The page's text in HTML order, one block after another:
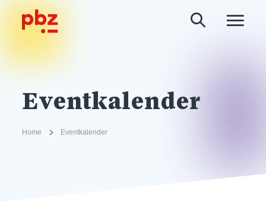
Eventkalender
Home Eventkalender